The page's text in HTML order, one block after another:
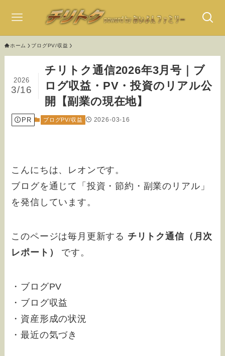
ホーム ブログPV/収益
チリトク通信2026年3月号｜ブ
ログ収益・PV・投資のリアル公
開【副業の現在地】
2026
3/16
PR ブログPV/収益 2026-03-16
こんにちは、レオンです。
ブログを通じて「投資・節約・副業のリアル」
を発信しています。
このページは毎月更新する チリトク通信（月次
レポート）
です。
・ブログPV
・ブログ収益
・資産形成の状況
・最近の気づき